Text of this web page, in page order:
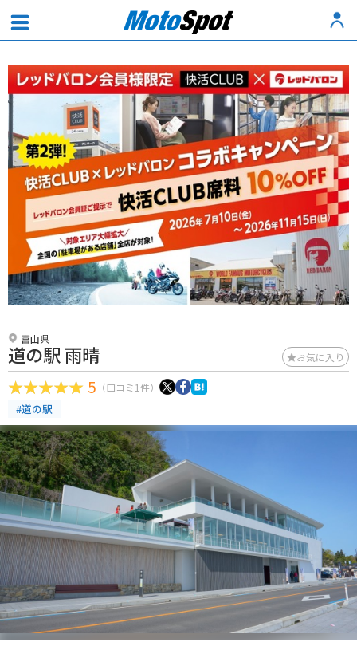
富山県
道の駅 雨晴 お気に入り
5 （口コミ1件）
#道の駅